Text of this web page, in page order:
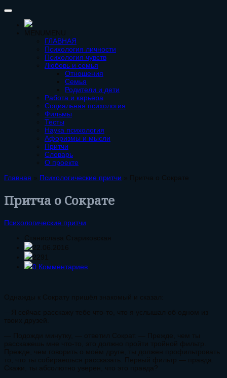
MENUMENU
ГЛАВНАЯ
Психология личности
Психология чувств
Любовь и семья
Отношения
Семья
Родители и дети
Работа и карьера
Социальная психология
Фильмы
Тесты
Наука психология
Афоризмы и мысли
Притчи
Словарь
О проекте
Главная » Психологические притчи » Притча о Сократе
Притча о Сократе
Психологические притчи
Станислава Стариковская
22.06.2016
2291
0 Комментариев
Однажды к Сократу пришёл знакомый и сказал:
—Я сейчас расскажу тебе что-то, что я услышал об одном из
твоих друзей.
— Подожди минутку, — ответил Сократ. — Прежде, чем ты
расскажешь мне что-то, это должно пройти тройной фильтр.
Прежде, чем говорить о моём друге, ты должен профильтровать
то, что ты собираешься рассказать. Первый фильтр — правда.
Скажи, ты абсолютно уверен, что это правда?